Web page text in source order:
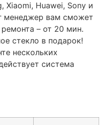
Xiaomi, Huawei, Sony и
менеджер вам сможет
– от 20 мин.
стекло в подарок!
нескольких
система